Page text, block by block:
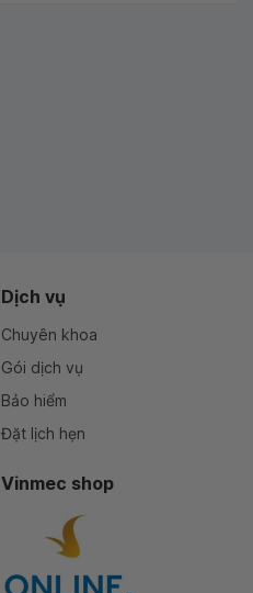
Dịch vụ
Chuyên khoa
Gói dịch vụ
Bảo hiểm
Đặt lịch hẹn
Vinmec shop